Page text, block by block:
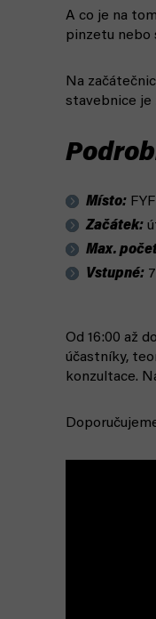
A co je na
pinzetu nebo
Na
stavebnice je
Místo:
Začátek:
Max.
Vstupné:
Od 16:00 až
účastníky,
konzultace.